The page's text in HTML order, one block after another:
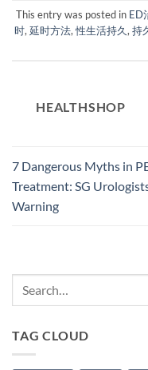
This entry was posted in ED
时, 延时方法,性生活持久, 持
HEALTHSHOP
7 Dangerous Myths in
Treatment: SG
Warning
TAG CLOUD